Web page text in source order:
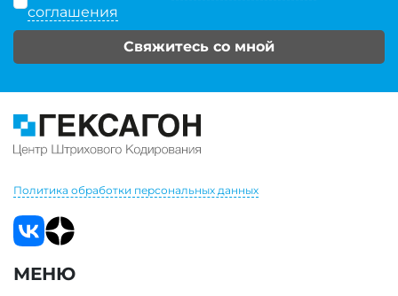
соглашения
Свяжитесь со мной
Политика обработки персональных данных
МЕНЮ